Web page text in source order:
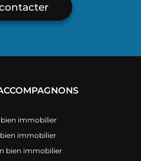
bien immobilier
bien immobilier
bien immobilier